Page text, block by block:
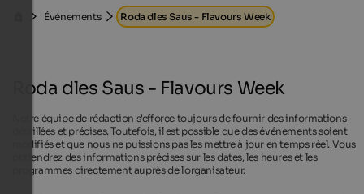
Événements Roda dles Saus - Flavours Week
Roda dles Saus - Flavours Week
Notre équipe de rédaction s'efforce toujours de fournir des informations
détaillées et précises. Toutefois, il est possible que des événements soient
modifiés et que nous ne puissions pas les mettre à jour en temps réel. Vous
obtiendrez des informations précises sur les dates, les heures et les
programmes directement auprès de l'organisateur.